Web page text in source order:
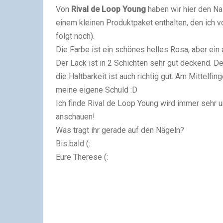
Von Rival de Loop Young haben wir hier den
einem kleinen Produktpaket enthalten, den ich
folgt noch).
Die Farbe ist ein schönes helles Rosa, aber
Der Lack ist in 2 Schichten sehr gut deckend.
die Haltbarkeit ist auch richtig gut. Am
meine eigene Schuld :D
Ich finde Rival de Loop Young wird immer sehr
anschauen!
Was tragt ihr gerade auf den Nägeln?
Bis bald (:
Eure Therese (: